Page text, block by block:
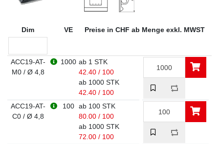
Dim VE Preise in CHF ab Menge exkl. MWST
ACC19-AT-
M0 / Ø 4,8
1000 ab 1 STK
42.40 / 100
ab 1000 STK
42.40 / 100
ACC19-AT-
C0 / Ø 4,8
100 ab 100 STK
80.00 / 100
ab 1000 STK
72.00 / 100